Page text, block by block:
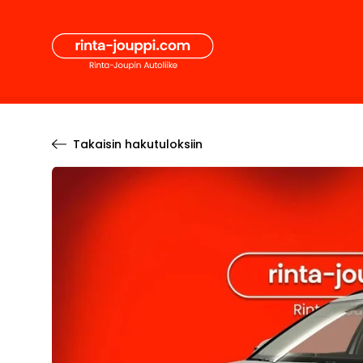
sisältöön
Takaisin hakutuloksiin